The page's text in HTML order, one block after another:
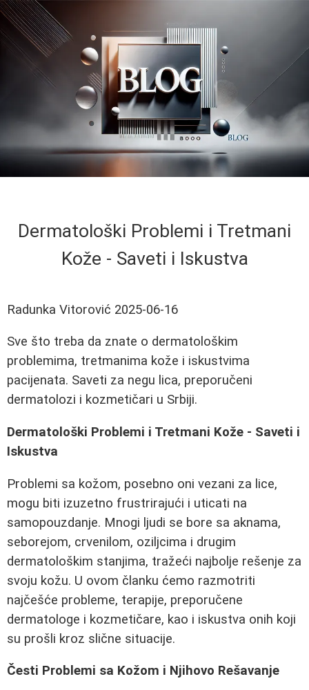
Dermatološki Problemi i Tretmani
Kože - Saveti i Iskustva
Radunka Vitorović 2025-06-16
Sve što treba da znate o dermatološkim
problemima, tretmanima kože i iskustvima
pacijenata. Saveti za negu lica, preporučeni
dermatolozi i kozmetičari u Srbiji.
Dermatološki Problemi i Tretmani Kože - Saveti i
Iskustva
Problemi sa kožom, posebno oni vezani za lice,
mogu biti izuzetno frustrirajući i uticati na
samopouzdanje. Mnogi ljudi se bore sa aknama,
seborejom, crvenilom, oziljcima i drugim
dermatološkim stanjima, tražeći najbolje rešenje za
svoju kožu. U ovom članku ćemo razmotriti
najčešće probleme, terapije, preporučene
dermatologe i kozmetičare, kao i iskustva onih koji
su prošli kroz slične situacije.
Česti Problemi sa Kožom i Njihovo Rešavanje